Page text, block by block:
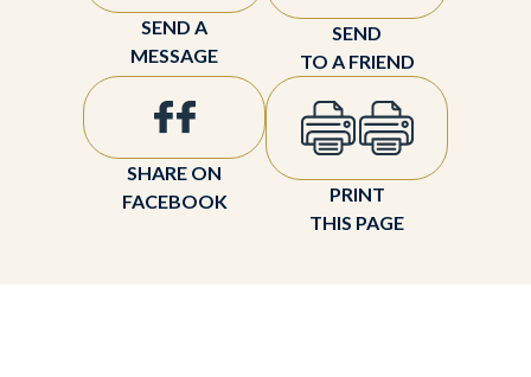
SEND A
MESSAGE
SEND
TO A FRIEND
SHARE ON
FACEBOOK
PRINT
THIS PAGE